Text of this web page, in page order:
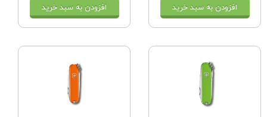
افزودن به سبد خرید افزودن به سبد خرید